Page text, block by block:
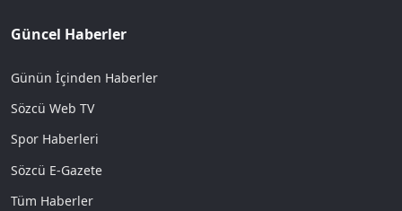
Güncel Haberler
Günün İçinden Haberler
Sözcü Web TV
Spor Haberleri
Sözcü E-Gazete
Tüm Haberler